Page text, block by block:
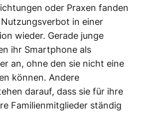
oder Praxen fanden
in einer
wieder. Gerade junge
ihr Smartphone als
an, ohne den sie nicht eine
können. Andere
darauf, dass sie für ihre
Familienmitglieder ständig